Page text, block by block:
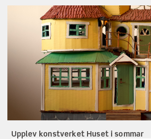
Upplev konstverket Huset i sommar